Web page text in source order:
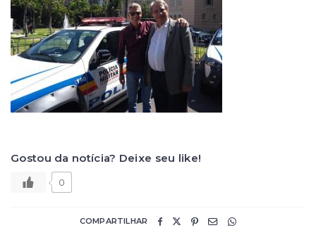
Gostou da notícia? Deixe seu like!
0
COMPARTILHAR